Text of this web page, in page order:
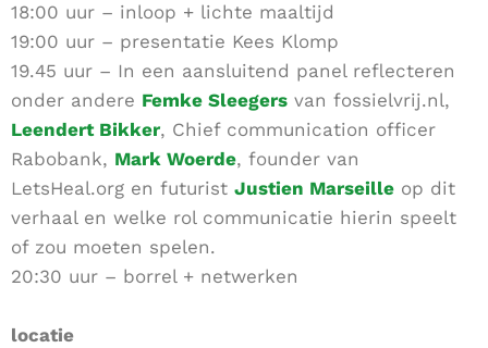
18:00 uur – inloop + lichte maaltijd
19:00 uur – presentatie Kees Klomp
19.45 uur – In een aansluitend panel reflecteren
onder andere Femke Sleegers van fossielvrij.nl,
Leendert Bikker, Chief communication officer
Rabobank, Mark Woerde, founder van
LetsHeal.org en futurist Justien Marseille op dit
verhaal en welke rol communicatie hierin speelt
of zou moeten spelen.
20:30 uur – borrel + netwerken
locatie